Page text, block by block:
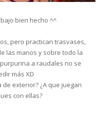
bien hecho ^^
pero practican trasvases,
las manos y sobre todo la
a raudales no se
más XD
exterior? ¿A que juegan
con ellas?